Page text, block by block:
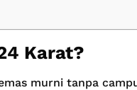
Karat?
murni tanpa